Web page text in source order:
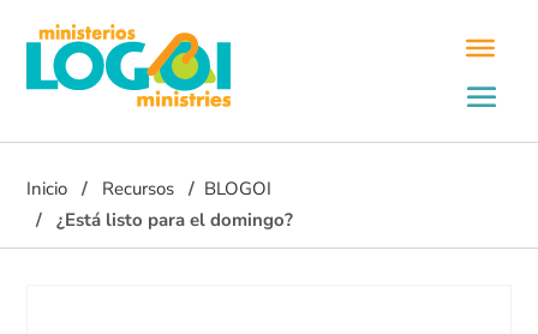
Inicio Recursos
BLOGOI
¿Está listo para el domingo?